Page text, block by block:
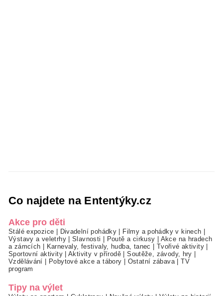
Co najdete na Ententýky.cz
Akce pro děti
Stálé expozice Divadelní pohádky Filmy a pohádky v kinech
Výstavy a veletrhy|Slavnosti Poutě a cirkusy
Akce na hradech
a zámcích
Karnevaly, festivaly, hudba, tanec Tvořivé aktivity
Sportovní aktivity|Aktivity v přírodě |Soutěže, závody, hry
Vzdělávání
Pobytové akce a tábory Ostatní zábava|TV
program
Tipy na výlet